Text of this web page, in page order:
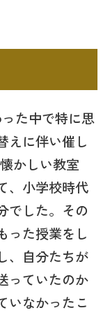
た中で特に思
えに伴い催し
かしい教室
、小学校時代
でした。その
った授業をし
、自分たちが
っていたのか
いなかったこ